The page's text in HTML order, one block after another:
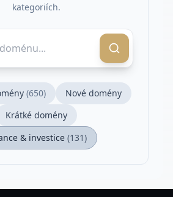
kategoriích.
(650)
Nové domény
Krátké domény
& investice (131)